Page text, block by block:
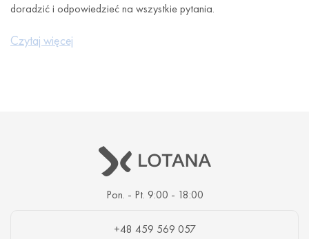
doradzić i odpowiedzieć na wszystkie pytania.
Korzystne warunki dla małego i dużego
internetowym wynosi 1000 zł. Skontaktuj się z naszym contact-
centrum, aby złożyć zamówienie i poznać cenę interesujących Cię
współpracuje z firmami i prywatnymi przedsiębiorcami z branży
Czytaj więcej
Pon. - Pt. 9:00 - 18:00
+48 459 569 057